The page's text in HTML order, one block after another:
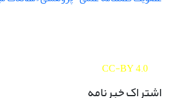
CC-BY 4.0
اشتراک خبرنامه